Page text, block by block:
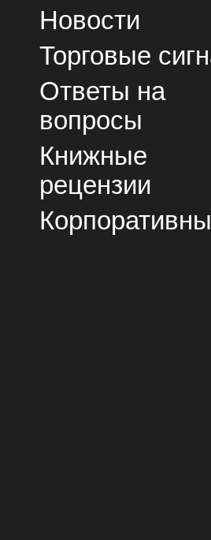
Новости
Торговые
Ответы на
вопросы
Книжные
рецензии